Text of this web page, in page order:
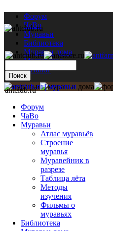
Форум
ЧаВо
Муравьи
Библиотека
Муравьи дома
Мастерская
Каталог
antclub.ru
Форум
ЧаВо
Муравьи
Атлас муравьёв
Строение
муравья
Муравейник в
разрезе
Таблица лёта
Методы
изучения
Фильмы о
муравьях
Библиотека